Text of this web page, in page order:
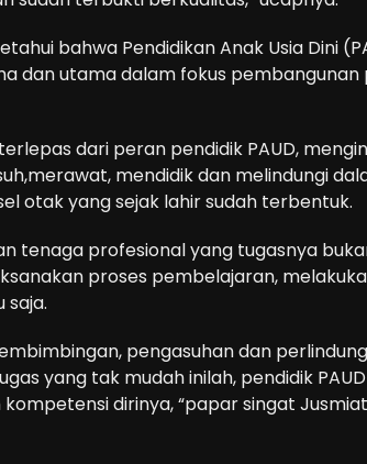
bahwa Pendidikan Anak Usia Dini
dan utama dalam fokus pembangunan
dari peran pendidik PAUD,
mendidik dan melindungi
otak yang sejak lahir sudah terbentuk.
tenaga profesional yang tugasnya
proses pembelajaran,
saja.
pengasuhan dan
yang tak mudah inilah, pendidik
dirinya, “papar singat